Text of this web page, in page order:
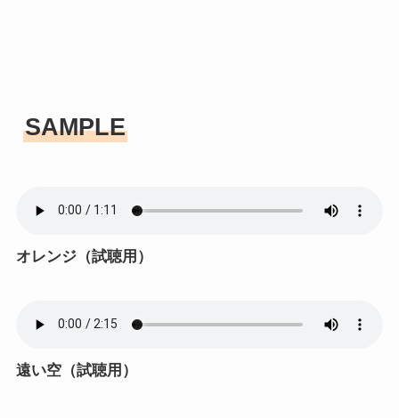
SAMPLE
オレンジ（試聴用）
遠い空（試聴用）